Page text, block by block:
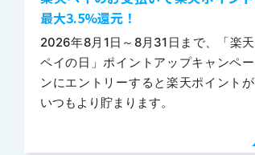
最大3.5%還元！
2026年8月1日～8月31日まで、「楽天
ペイの日」ポイントアップキャンペー
ンにエントリーすると楽天ポイントが
いつもより貯まります。